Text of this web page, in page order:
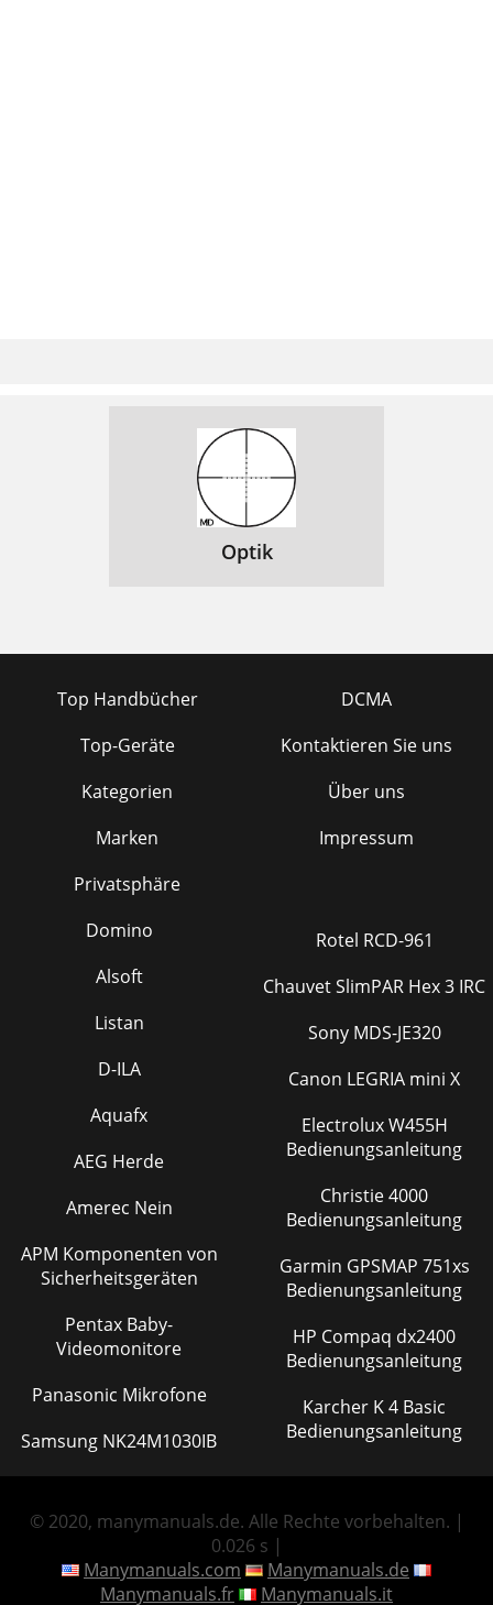
Optik
Top Handbücher
Top-Geräte
Kategorien
Marken
Privatsphäre
DCMA
Kontaktieren Sie uns
Über uns
Impressum
Domino
Alsoft
Listan
D-ILA
Aquafx
AEG Herde
Amerec Nein
APM Komponenten von
Sicherheitsgeräten
Pentax Baby-
Videomonitore
Panasonic Mikrofone
Samsung NK24M1030IB
Rotel RCD-961
Chauvet SlimPAR Hex 3 IRC
Sony MDS-JE320
Canon LEGRIA mini X
Electrolux W455H
Bedienungsanleitung
Christie 4000
Bedienungsanleitung
Garmin GPSMAP 751xs
Bedienungsanleitung
HP Compaq dx2400
Bedienungsanleitung
Karcher K 4 Basic
Bedienungsanleitung
© 2020, manymanuals.de. Alle Rechte vorbehalten. |
0.026 s |
Manymanuals.com
Manymanuals.de
Manymanuals.fr
Manymanuals.it